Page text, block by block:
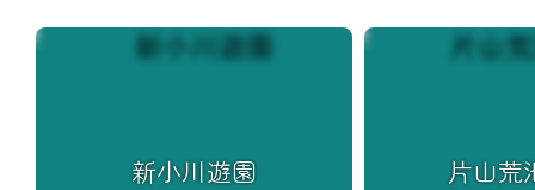
新小川遊園 片山荒